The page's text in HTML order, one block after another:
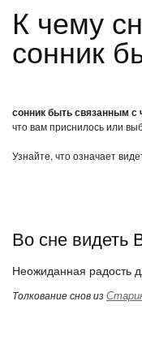
К чему снится сонник быть связанным с человеком?
сонник
сонник быть связанным с
что вам приснилось или
Узнайте, что означает
Во сне видеть
Неожиданная радость
Толкование снов из